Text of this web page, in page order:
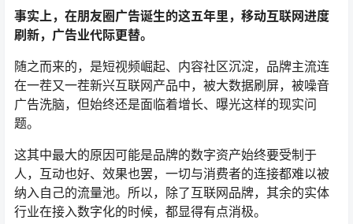
事实上，在朋友圈广告诞生的这五年里，移动互联网进度
刷新，广告业代际更替。
随之而来的，是短视频崛起、内容社区沉淀，品牌主流连
在一茬又一茬新兴互联网产品中，被大数据刷屏，被噪音
广告洗脑，但始终还是面临着增长、曝光这样的现实问
题。
这其中最大的原因可能是品牌的数字资产始终要受制于
人，互动也好、效果也罢，一切与消费者的连接都难以被
纳入自己的流量池。所以，除了互联网品牌，其余的实体
行业在接入数字化的时候，都显得有点消极。